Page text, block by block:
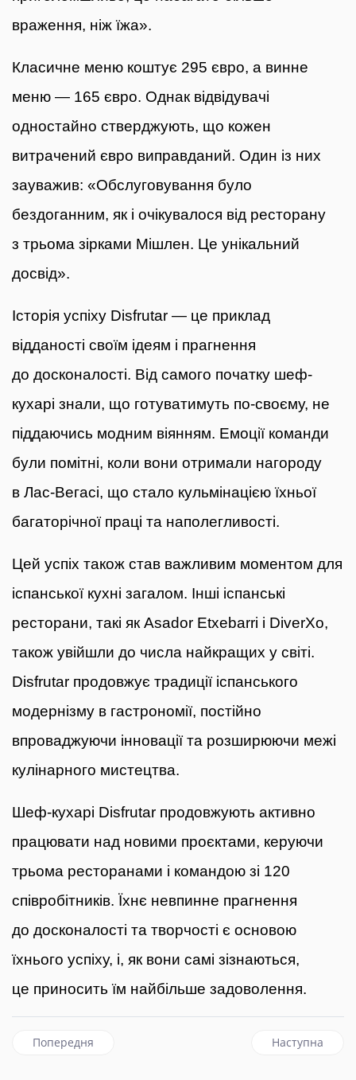
враження, ніж їжа».
Класичне меню коштує 295 євро, а винне
меню — 165 євро. Однак відвідувачі
одностайно стверджують, що кожен
витрачений євро виправданий. Один із них
зауважив: «Обслуговування було
бездоганним, як і очікувалося від ресторану
з трьома зірками Мішлен. Це унікальний
досвід».
Історія успіху Disfrutar — це приклад
відданості своїм ідеям і прагнення
до досконалості. Від самого початку шеф-
кухарі знали, що готуватимуть по-своєму, не
піддаючись модним віянням. Емоції команди
були помітні, коли вони отримали нагороду
в Лас-Вегасі, що стало кульмінацією їхньої
багаторічної праці та наполегливості.
Цей успіх також став важливим моментом для
іспанської кухні загалом. Інші іспанські
ресторани, такі як Asador Etxebarri і DiverXo,
також увійшли до числа найкращих у світі.
Disfrutar продовжує традиції іспанського
модернізму в гастрономії, постійно
впроваджуючи інновації та розширюючи межі
кулінарного мистецтва.
Шеф-кухарі Disfrutar продовжують активно
працювати над новими проєктами, керуючи
трьома ресторанами і командою зі 120
співробітників. Їхнє невпинне прагнення
до досконалості та творчості є основою
їхнього успіху, і, як вони самі зізнаються,
це приносить їм найбільше задоволення.
Попередня стаття: 8 кращих італійських курортів на морі
Попередня наступна
Наступна